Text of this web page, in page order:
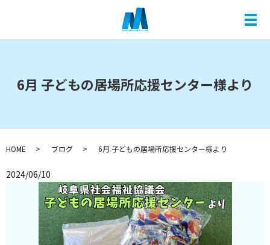
メ
6月 子どもの居場所応援センター様より
HOME ブログ 6月 子どもの居場所応援センター様より
2024/06/10